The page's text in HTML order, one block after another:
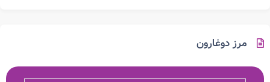
مرز دوغارون